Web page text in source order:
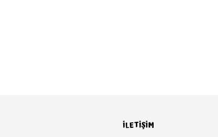
İLETİŞİM